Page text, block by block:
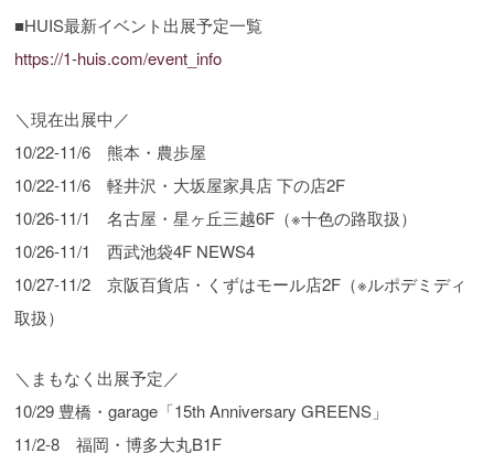
■HUIS最新イベント出展予定一覧
https://1-huis.com/event_info
＼現在出展中／
10/22-11/6 熊本・農歩屋
10/22-11/6 軽井沢・大坂屋家具店 下の店2F
10/26-11/1 名古屋・星ヶ丘三越6F（※十色の路取扱）
10/26-11/1 西武池袋4F NEWS4
10/27-11/2 京阪百貨店・くずはモール店2F（※ルポデミディ
取扱）
＼まもなく出展予定／
10/29 豊橋・garage「15th Anniversary GREENS」
11/2-8 福岡・博多大丸B1F